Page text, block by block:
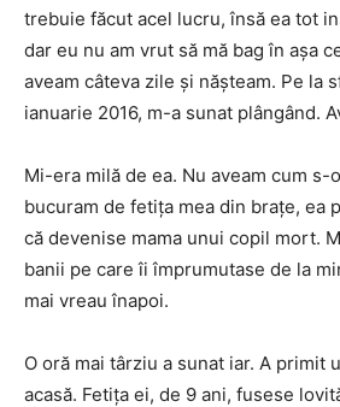
trebuie făcut acel lucru, însă ea tot
dar eu nu am vrut să mă bag în aşa
aveam câteva zile şi năşteam. Pe la
ianuarie 2016, m-a sunat plângând.
Mi-era milă de ea. Nu aveam cum s-
bucuram de fetiţa mea din braţe, ea
că devenise mama unui copil mort.
banii pe care îi împrumutase de la
mai vreau înapoi.
O oră mai târziu a sunat iar. A primit
acasă. Fetiţa ei, de 9 ani, fusese